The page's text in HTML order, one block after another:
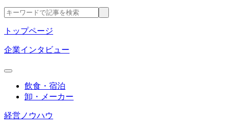
トップページ
企業インタビュー
飲食・宿泊
卸・メーカー
経営ノウハウ